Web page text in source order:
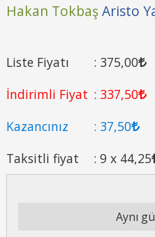
Hakan TokbaşAristo
Liste Fiyatı : 375,00
İndirimli Fiyat : 337,50
Kazancınız
: 37,50
Taksitli fiyat
: 9 x 44,25
Aynı